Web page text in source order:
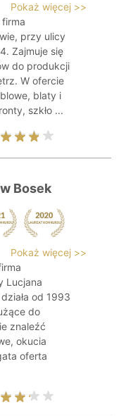
Pokaż więcej >>
przy ulicy
Zajmuje się
do produkcji
W ofercie
blaty i
szkło ...
Bosek
Pokaż więcej >>
Lucjana
od 1993
do
znaleźć
okucia
oferta